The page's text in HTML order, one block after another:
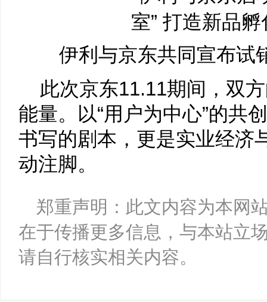
伊利与京东共同宣布试
此次京东11.11期间，双
能量。以“用户为中心”的共
书写的剧本，更是实业经济
动注脚。
郑重声明：此文内容为本网
在于传播更多信息，与本站立
请自行核实相关内容。